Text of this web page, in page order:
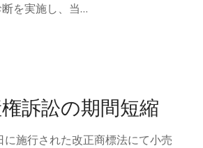
を実施し、当…
訴訟の期間短縮
に施行された改正商標法にて小売